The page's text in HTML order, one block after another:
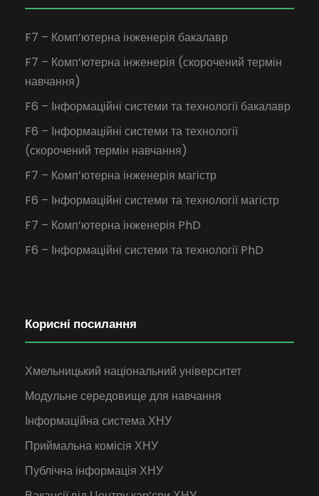
F7 – Комп’ютерна інженерія бакалавр
F7 – Комп’ютерна інженерія (скорочений термін
навчання)
F6 – Інформаційні системи та технології бакалавр
F6 – Інформаційні системи та технології
(скорочений термін навчання)
F7 – Комп’ютерна інженерія магістр
F6 – Інформаційні системи та технології магістр
F7 – Комп’ютерна інженерія PhD
F6 – Інформаційні системи та технології PhD
Корисні посилання
Хмельницький національний університет
Модульне середовище для навчання
Інформаційна система ХНУ
Приймальна комісія ХНУ
Публічна інформація ХНУ